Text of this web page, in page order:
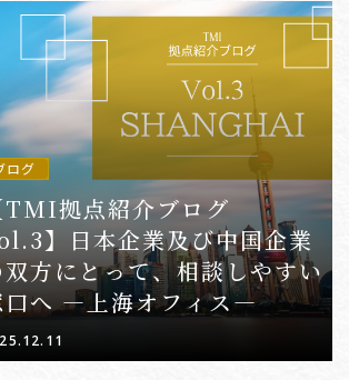
ログ
TMI拠点紹介ブログ
】日本企業及び中国企業
双方にとって、相談しやすい
口へ ―上海オフィス―